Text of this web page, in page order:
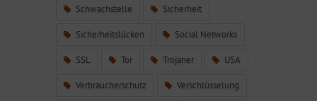
Schwachstelle Sicherheit
Sicherheitslücken Social Networks
SSL Tor Trojaner USA
Verbraucherschutz Verschlüsselung